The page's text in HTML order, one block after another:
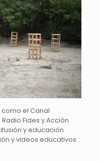
el Canal
Radio Fides y Acción
y educación
y videos educativos